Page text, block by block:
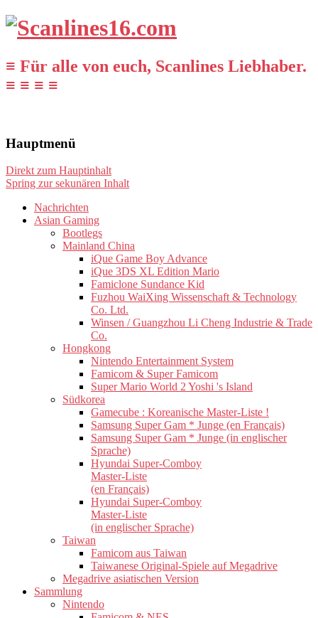
≡ Für alle von euch, Scanlines Liebhaber.
≡ ≡ ≡ ≡
Hauptmenü
Direkt zum Hauptinhalt
Spring zur sekunären Inhalt
Nachrichten
Asian Gaming
Bootlegs
Mainland China
iQue Game Boy Advance
iQue 3DS XL Edition Mario
Famiclone Sundance Kid
Fuzhou WaiXing Wissenschaft & Technology
Co. Ltd.
Winsen / Guangzhou Li Cheng Industrie & Trade
Co.
Hongkong
Nintendo Entertainment System
Famicom & Super Famicom
Super Mario World 2 Yoshi 's Island
Südkorea
Gamecube : Koreanische Master-Liste !
Samsung Super Gam * Junge (en Français)
Samsung Super Gam * Junge (in englischer
Sprache)
Hyundai Super-Comboy
Master-Liste
(en Français)
Hyundai Super-Comboy
Master-Liste
(in englischer Sprache)
Taiwan
Famicom aus Taiwan
Taiwanese Original-Spiele auf Megadrive
Megadrive asiatischen Version
Sammlung
Nintendo